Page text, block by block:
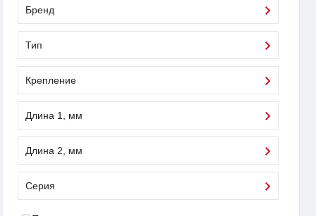
Бренд
Тип
Крепление
Длина 1, мм
Длина 2, мм
Серия